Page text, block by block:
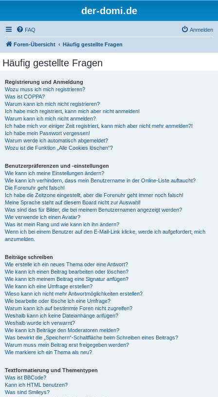
der-domi.de
FAQ Anmelden
Foren-Übersicht Häufig gestellte Fragen
Häufig gestellte Fragen
Registrierung und Anmeldung
Wozu muss ich mich registrieren?
Was ist COPPA?
Warum kann ich mich nicht registrieren?
Ich habe mich registriert, kann mich aber nicht anmelden!
Warum kann ich mich nicht anmelden?
Ich habe mich vor einiger Zeit registriert, kann mich aber nicht mehr anmelden?!
Ich habe mein Passwort vergessen!
Warum werde ich automatisch abgemeldet?
Wozu ist die Funktion „Alle Cookies löschen“?
Benutzerpräferenzen und -einstellungen
Wie kann ich meine Einstellungen ändern?
Wie kann ich verhindern, dass mein Benutzername in der Online-Liste auftaucht?
Die Forenuhr geht falsch!
Ich habe die Zeitzone eingestellt, aber die Forenuhr geht immer noch falsch!
Meine Sprache steht auf diesem Board nicht zur Auswahl!
Was sind das für Bilder, die bei meinem Benutzernamen angezeigt werden?
Wie verwende ich einen Avatar?
Was ist mein Rang und wie kann ich ihn ändern?
Wenn ich bei einem Benutzer auf den E-Mail-Link klicke, werde ich aufgefordert, mich
anzumelden.
Beiträge schreiben
Wie erstelle ich ein neues Thema oder eine Antwort?
Wie kann ich einen Beitrag bearbeiten oder löschen?
Wie kann ich meinem Beitrag eine Signatur anfügen?
Wie kann ich eine Umfrage erstellen?
Wieso kann ich nicht mehr Antwortmöglichkeiten erstellen?
Wie bearbeite oder lösche ich eine Umfrage?
Warum kann ich auf bestimmte Foren nicht zugreifen?
Weshalb kann ich keine Dateianhänge anfügen?
Weshalb wurde ich verwarnt?
Wie kann ich Beiträge den Moderatoren melden?
Was bewirkt die „Speichern“-Schaltfläche beim Schreiben eines Beitrags?
Warum muss mein Beitrag erst freigegeben werden?
Wie markiere ich ein Thema als neu?
Textformatierung und Thementypen
Was ist BBCode?
Kann ich HTML benutzen?
Was sind Smileys?